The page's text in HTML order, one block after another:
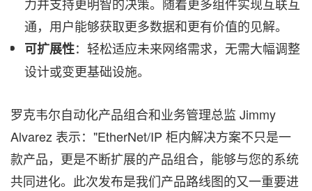
通，用户能够获取更多数据和更有价值的见解。
可扩展性：轻松适应未来网络需求，无需大幅调整
设计或变更基础设施。
罗克韦尔自动化产品组合和业务管理总监 Jimmy
Alvarez 表示："EtherNet/IP 柜内解决方案不只是一
款产品，更是不断扩展的产品组合，能够与您的系统
共同进化。此次发布是我们产品路线图的又一重要进